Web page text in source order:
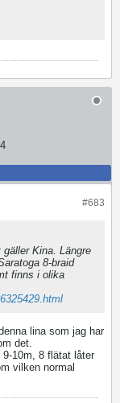
#683
Kina. Längre
8-braid
finns i olika
lina som jag har
det.
10m, 8 flätat låter
vilken normal